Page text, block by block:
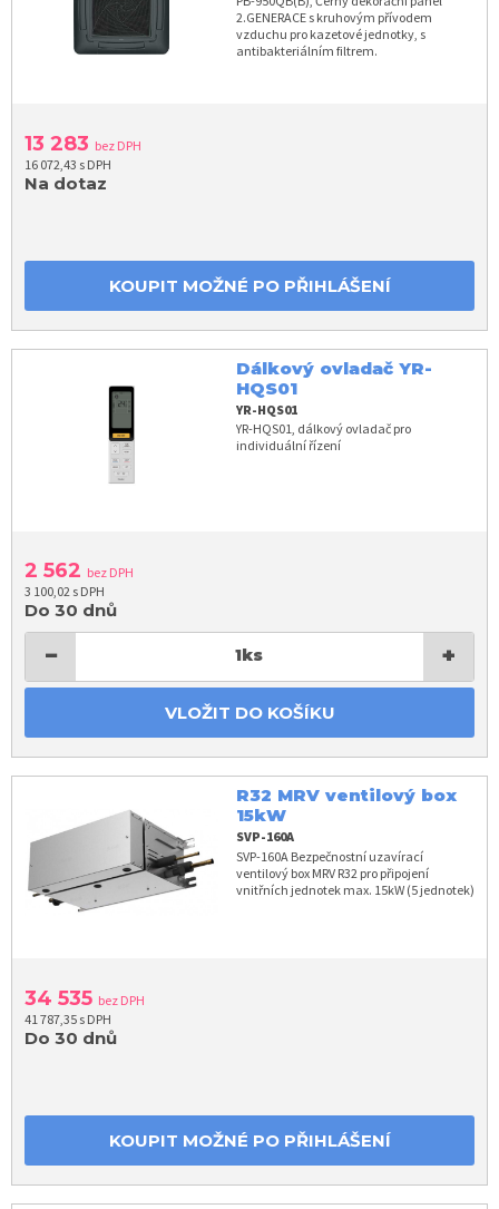
2.GENERACE s kruhovým přívodem
vzduchu pro kazetové jednotky, s
antibakteriálním filtrem.
13 283 bez DPH
16 072,43 s DPH
Na dotaz
KOUPIT MOŽNÉ PO PŘIHLÁŠENÍ
Dálkový ovladač YR-
HQS01
YR-HQS01
YR-HQS01, dálkový ovladač pro
individuální řízení
2 562 bez DPH
3 100,02 s DPH
Do 30 dnů
− 1ks +
VLOŽIT DO KOŠÍKU
R32 MRV ventilový box
15kW
SVP-160A
SVP-160A Bezpečnostní uzavírací
ventilový box MRV R32 pro připojení
vnitřních jednotek max. 15kW (5 jednotek)
34 535 bez DPH
41 787,35 s DPH
Do 30 dnů
KOUPIT MOŽNÉ PO PŘIHLÁŠENÍ